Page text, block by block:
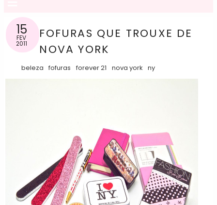
15
FEV
2011
FOFURAS QUE TROUXE DE
NOVA YORK
beleza fofuras forever 21 nova york ny